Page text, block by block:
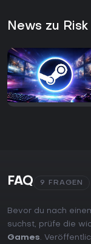
News zu
FAQ 9 FRAGEN
Bevor du nach
suchst, prüfe die
Games.